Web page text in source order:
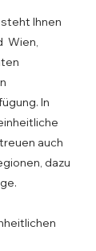
Ihnen
Wien,
In
auch
dazu